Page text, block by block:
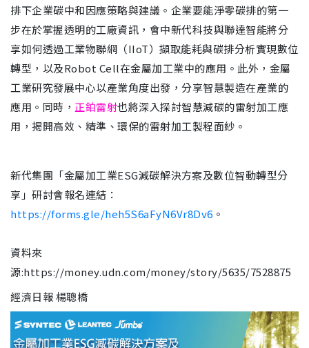
排下企業碳中和因應策略與建議。企業要能淨零碳排的第一
步在於掌握透明的工廠資訊，會中新代科技與聯達智能將分
享如何透過工業物聯網（IIoT）擷取能耗與碳排分析實現數位
轉型，以及Robot Cell在金屬加工業中的應用。此外，金屬
工業研究發展中心以產業角度出發，分享智慧製造在產業的
應用。同時， 正鉑雷射也將深入探討智慧減碳的雷射加工應
用，揭開高效、精準、環保的雷射加工製程面紗。
新代集團「金屬加工業ESG減碳解決方案及數位智動轉型分
享」研討會報名連結：
https://forms.gle/heh5S6aFyN6Vr8Dv6 。
資料來
源:https://money.udn.com/money/story/5635/7528875
經濟日報 楊聰橋